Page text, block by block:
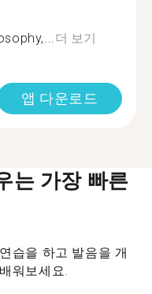
더 보기
앱 다운로드
는 가장 빠른
습을 하고 발음을 개
워보세요.